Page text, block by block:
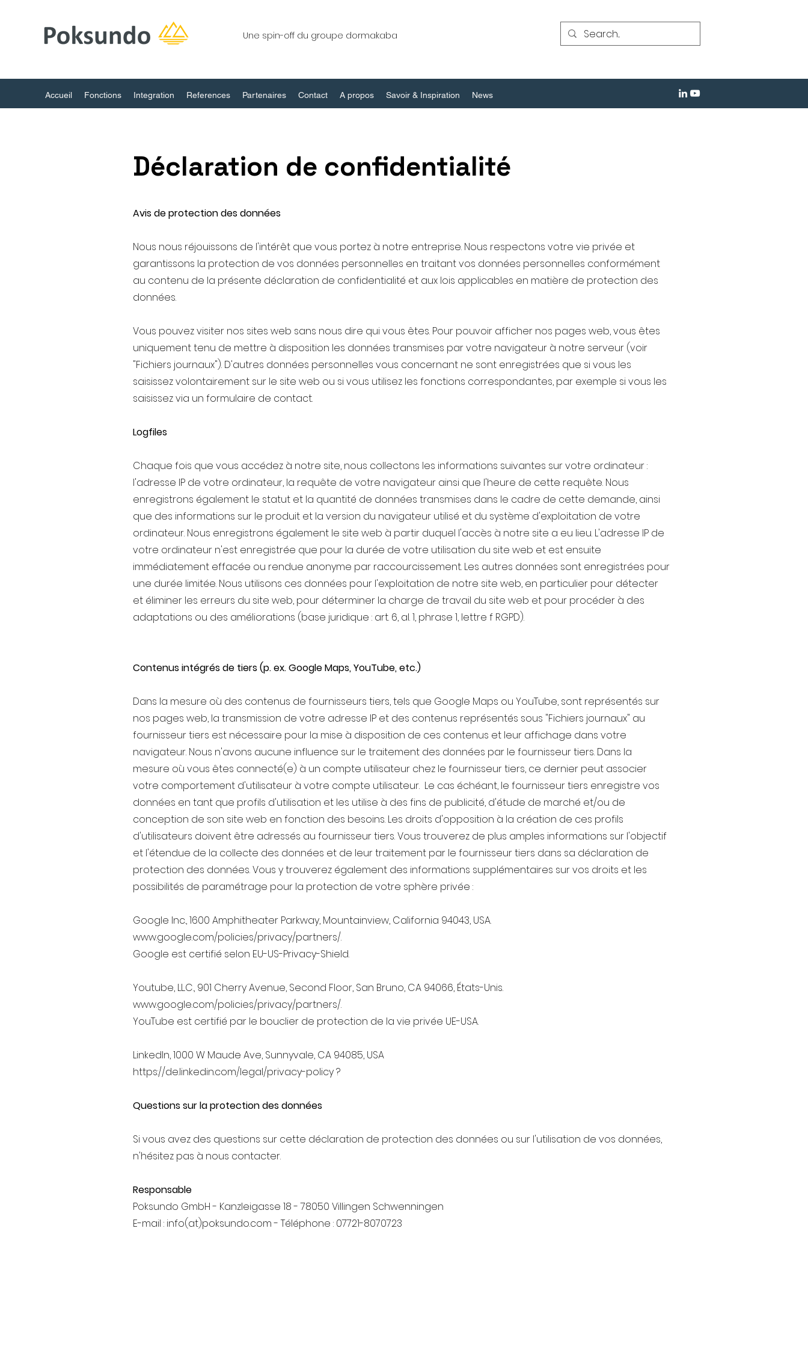
Une spin-off du groupe dormakaba
Accueil Fonctions Integration References Partenaires Contact A propos Savoir & Inspiration News
Déclaration de confidentialité
Avis de protection des données
Nous nous réjouissons de l'intérêt que vous portez à notre entreprise. Nous respectons votre vie privée et
garantissons la protection de vos données personnelles en traitant vos données personnelles conformément
au contenu de la présente déclaration de confidentialité et aux lois applicables en matière de protection des
données.
Vous pouvez visiter nos sites web sans nous dire qui vous êtes. Pour pouvoir afficher nos pages web, vous êtes
uniquement tenu de mettre à disposition les données transmises par votre navigateur à notre serveur (voir
"Fichiers journaux"). D'autres données personnelles vous concernant ne sont enregistrées que si vous les
saisissez volontairement sur le site web ou si vous utilisez les fonctions correspondantes, par exemple si vous les
saisissez via un formulaire de contact.
Logfiles
Chaque fois que vous accédez à notre site, nous collectons les informations suivantes sur votre ordinateur :
l'adresse IP de votre ordinateur, la requête de votre navigateur ainsi que l'heure de cette requête. Nous
enregistrons également le statut et la quantité de données transmises dans le cadre de cette demande, ainsi
que des informations sur le produit et la version du navigateur utilisé et du système d'exploitation de votre
ordinateur. Nous enregistrons également le site web à partir duquel l'accès à notre site a eu lieu. L'adresse IP de
votre ordinateur n'est enregistrée que pour la durée de votre utilisation du site web et est ensuite
immédiatement effacée ou rendue anonyme par raccourcissement. Les autres données sont enregistrées pour
une durée limitée. Nous utilisons ces données pour l'exploitation de notre site web, en particulier pour détecter
et éliminer les erreurs du site web, pour déterminer la charge de travail du site web et pour procéder à des
adaptations ou des améliorations (base juridique : art. 6, al. 1, phrase 1, lettre f RGPD).
Contenus intégrés de tiers (p. ex. Google Maps, YouTube, etc.)
Dans la mesure où des contenus de fournisseurs tiers, tels que Google Maps ou YouTube, sont représentés sur
nos pages web, la transmission de votre adresse IP et des contenus représentés sous "Fichiers journaux" au
fournisseur tiers est nécessaire pour la mise à disposition de ces contenus et leur affichage dans votre
navigateur. Nous n'avons aucune influence sur le traitement des données par le fournisseur tiers. Dans la
mesure où vous êtes connecté(e) à un compte utilisateur chez le fournisseur tiers, ce dernier peut associer
votre comportement d'utilisateur à votre compte utilisateur. Le cas échéant, le fournisseur tiers enregistre vos
données en tant que profils d'utilisation et les utilise à des fins de publicité, d'étude de marché et/ou de
conception de son site web en fonction des besoins. Les droits d'opposition à la création de ces profils
d'utilisateurs doivent être adressés au fournisseur tiers. Vous trouverez de plus amples informations sur l'objectif
et l'étendue de la collecte des données et de leur traitement par le fournisseur tiers dans sa déclaration de
protection des données. Vous y trouverez également des informations supplémentaires sur vos droits et les
possibilités de paramétrage pour la protection de votre sphère privée :
Google Inc., 1600 Amphitheater Parkway, Mountainview, California 94043, USA.
www.google.com/policies/privacy/partners/.
Google est certifié selon EU-US-Privacy-Shield.
Youtube, LL.C., 901 Cherry Avenue, Second Floor, San Bruno, CA 94066, États-Unis.
www.google.com/policies/privacy/partners/.
YouTube est certifié par le bouclier de protection de la vie privée UE-USA.
LinkedIn, 1000 W Maude Ave, Sunnyvale, CA 94085, USA
https://de.linkedin.com/legal/privacy-policy ?
Questions sur la protection des données
Si vous avez des questions sur cette déclaration de protection des données ou sur l'utilisation de vos données,
n'hésitez pas à nous contacter.
Responsable
Poksundo GmbH - Kanzleigasse 18 - 78050 Villingen Schwenningen
E-mail : info(at)poksundo.com - Téléphone : 07721-8070723